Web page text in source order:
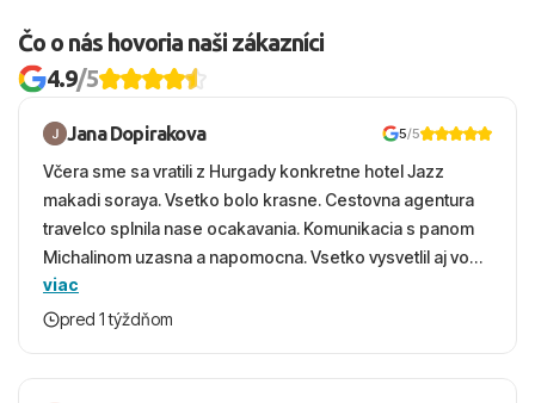
Čo o nás hovoria naši zákazníci
4.9/5
Jana Dopirakova 5/5
Včera sme sa vratili z Hurgady konkretne hotel Jazz
makadi soraya. Vsetko bolo krasne. Cestovna agentura
travelco splnila nase ocakavania. Komunikacia s panom
Michalinom uzasna a napomocna. Vsetko vysvetlil aj vo
vecernych hodinach zaco sa ospravedlnujem. Hotel
krasny, cisty. Sluzby top. Strava, prostredie, more,
viac
pred 1 týždňom